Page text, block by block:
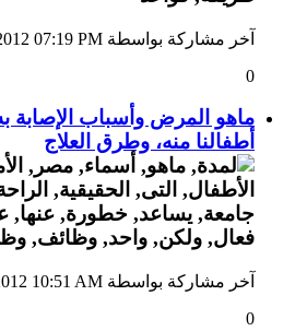
آخر مشاركة بواسطة 07:19 PM
0
ماهو المرض وأسباب الإصابة
أطفالنا منه، وطرق العلاج
آخر مشاركة بواسطة 10:51 AM
0